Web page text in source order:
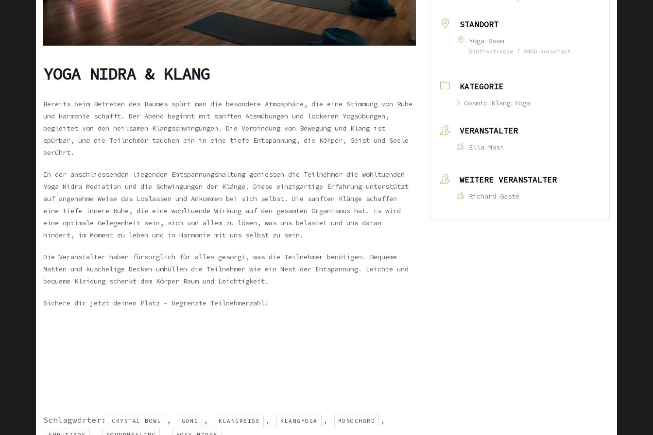
YOGA NIDRA & KLANG
Bereits beim Betreten des Raumes spürt man die besondere Atmosphäre, die eine Stimmung von Ruhe
und Harmonie schafft. Der Abend beginnt mit sanften Atemübungen und lockeren Yogaübungen,
begleitet von den heilsamen Klangschwingungen. Die Verbindung von Bewegung und Klang ist
spürbar, und die Teilnehmer tauchen ein in eine tiefe Entspannung, die Körper, Geist und Seele
berührt.
In der anschliessenden liegenden Entspannungshaltung geniessen die Teilnehmer die wohltuenden
Yoga Nidra Mediation und die Schwingungen der Klänge. Diese einzigartige Erfahrung unterstützt
auf angenehme Weise das Loslassen und Ankommen bei sich selbst. Die sanften Klänge schaffen
eine tiefe innere Ruhe, die eine wohltuende Wirkung auf den gesamten Organismus hat. Es wird
eine optimale Gelegenheit sein, sich von allem zu lösen, was uns belastet und uns daran
hindert, im Moment zu leben und in Harmonie mit uns selbst zu sein.
Die Veranstalter haben fürsorglich für alles gesorgt, was die Teilnehmer benötigen. Bequeme
Matten und kuschelige Decken umhüllen die Teilnehmer wie ein Nest der Entspannung. Leichte und
bequeme Kleidung schenkt dem Körper Raum und Leichtigkeit.
Sichere dir jetzt deinen Platz – begrenzte Teilnehmerzahl!
Schlagwörter: CRYSTAL BOWL , GONG , KLANGREISE , KLANGYOGA , MONOCHORD ,
STANDORT
Yoga 8sam
Säntisstrasse 7 9400 Rorschach
KATEGORIE
Cosmic Klang Yoga
VERANSTALTER
Ella Masi
WEITERE VERANSTALTER
Richard Gasté